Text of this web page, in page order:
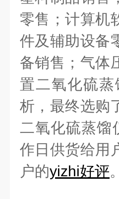
零售；计算机
件及辅助设备
备销售；气体
置二氧化硫
析，最终选购
二氧化硫蒸馏
作日供货给用
户的yizhi好评。